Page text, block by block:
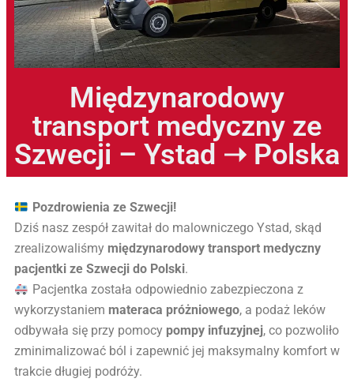
Międzynarodowy
transport medyczny ze
Szwecji – Ystad ➝ Polska
Pozdrowienia ze Szwecji!
Dziś nasz zespół zawitał do malowniczego Ystad, skąd
zrealizowaliśmy międzynarodowy transport medyczny
pacjentki ze Szwecji do Polski.
Pacjentka została odpowiednio zabezpieczona z
wykorzystaniem materaca próżniowego, a podaż leków
odbywała się przy pomocy pompy infuzyjnej, co pozwoliło
zminimalizować ból i zapewnić jej maksymalny komfort w
trakcie długiej podróży.